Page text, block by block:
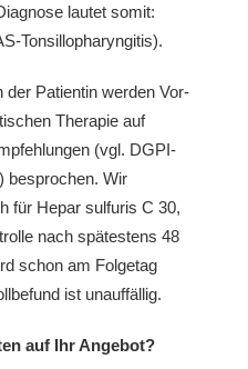
lautet somit:
Tonsillopharyngitis).
Patientin werden Vor-
Therapie auf
(vgl. DGPI-
besprochen. Wir
für Hepar sulfuris C 30,
nach spätestens 48
schon am Folgetag
ist unauffällig.
auf Ihr Angebot?